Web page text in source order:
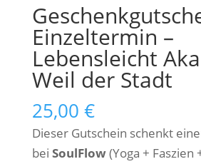
Einzeltermin –
Lebensleicht
Weil der Stadt
25,00 €
Dieser Gutschein schenkt
bei SoulFlow(Yoga + Faszien